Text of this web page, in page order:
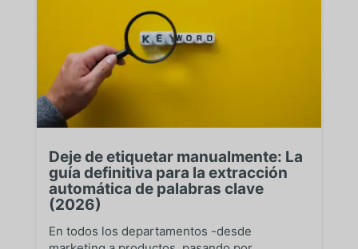
Deje de etiquetar manualmente: La
guía definitiva para la extracción
automática de palabras clave
(2026)
En todos los departamentos -desde